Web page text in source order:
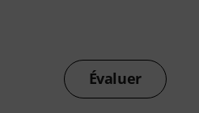
Évaluer